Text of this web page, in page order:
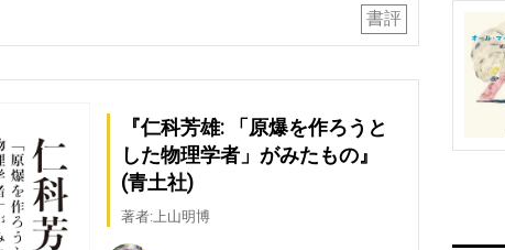
書評
『仁科芳雄: 「原爆を作ろうと
した物理学者」がみたもの』
(青土社)
著者:上山明博